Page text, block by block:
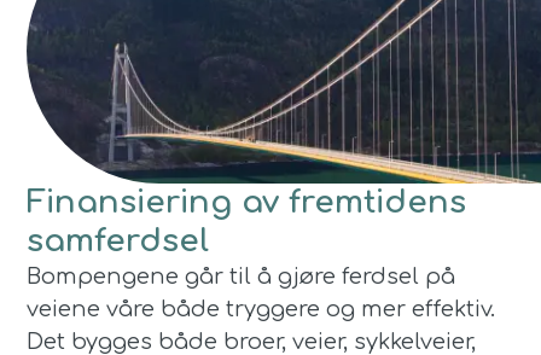
Finansiering av fremtidens
samferdsel
Bompengene går til å gjøre ferdsel på
veiene våre både tryggere og mer effektiv.
Det bygges både broer, veier, sykkelveier,